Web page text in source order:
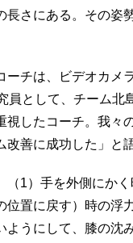
長さにある。その姿
チは、ビデオカメ
員として、チーム
視したコーチ。我々
善に成功した」と語
1）手を外側にか
位置に戻す）時の浮
ようにして、膝の沈